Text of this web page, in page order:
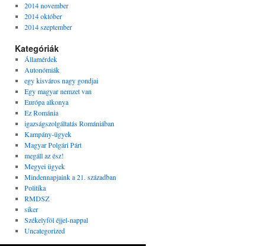
2014 november
2014 október
2014 szeptember
Kategóriák
Államérdek
Autonómiák
egy kisváros nagy gondjai
Egy magyar nemzet van
Európa alkonya
Ez Románia
igazságszolgáltatás Romániában
Kampány-ügyek
Magyar Polgári Párt
megáll az ész!
Megyei ügyek
Mindennapjaink a 21. században
Politika
RMDSZ
siker
Székelyföl éjjel-nappal
Uncategorized